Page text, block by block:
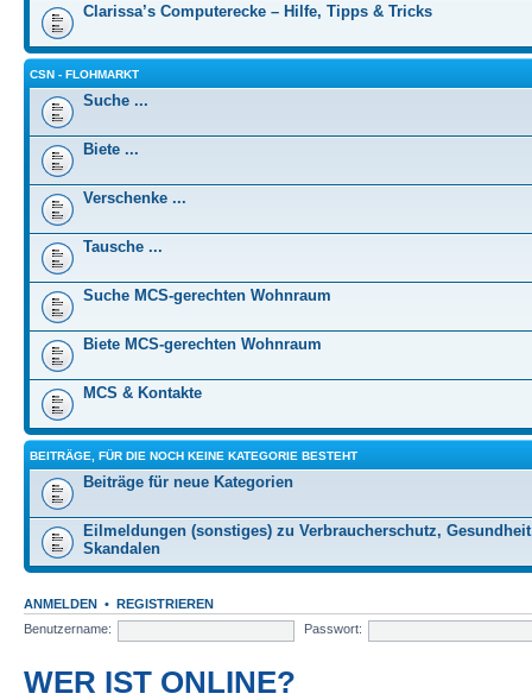
Clarissa’s Computerecke – Hilfe, Tipps & Tricks
CSN - FLOHMARKT
Suche ...
Biete ...
Verschenke ...
Tausche ...
Suche MCS-gerechten Wohnraum
Biete MCS-gerechten Wohnraum
MCS & Kontakte
BEITRÄGE, FÜR DIE NOCH KEINE KATEGORIE BESTEHT
Beiträge für neue Kategorien
Eilmeldungen (sonstiges) zu Verbraucherschutz,
Skandalen
ANMELDEN • REGISTRIEREN
Benutzername:
Passwort:
WER IST ONLINE?